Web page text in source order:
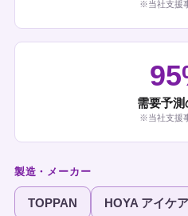
※当社支援
需要予測
※当社支援
製造・メーカー
TOPPAN HOYA アイケ